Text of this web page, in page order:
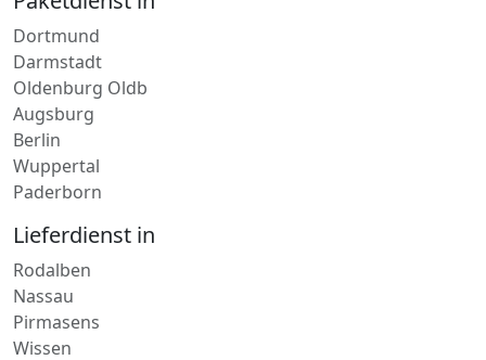
Paketdienst in
Dortmund
Darmstadt
Oldenburg Oldb
Augsburg
Berlin
Wuppertal
Lieferdienst in
Rodalben
Nassau
Pirmasens